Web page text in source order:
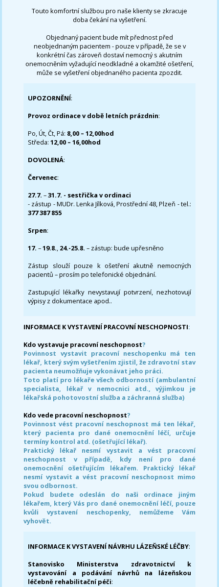
Touto komfortní službou pro naše klienty se zkracuje
doba čekání na vyšetření.
Objednaný pacient bude mít přednost před
neobjednaným pacientem - pouze v případě, že se v
konkrétní čas zároveň dostaví nemocný s akutním
onemocněním vyžadující neodkladné a okamžité ošetření,
může se vyšetření objednaného pacienta zpozdit.
UPOZORNĚNÍ:
Provoz ordinace v době letních prázdnin:
Po, Út, Čt, Pá: 8,00 – 12,00hod
Středa:12,00 – 16,00hod
DOVOLENÁ:
Červenec:
27.7.–31.7. - sestřička v ordinaci
- zástup - MUDr. Lenka Jílková, Prostřední 48, Plzeň - tel.:
377 387 855
Srpen:
17. –19.8., 24.-25.8. – zástup: bude upřesněno
Zástup slouží pouze k ošetření akutně nemocných
pacientů – prosím po telefonické objednání.
Zastupující lékařky nevystavují potvrzení, nezhotovují
výpisy z dokumentace apod..
INFORMACE K VYSTAVENÍ PRACOVNÍ NESCHOPNOSTI:
Kdo vystavuje pracovní neschopnost?
Povinnost vystavit pracovní neschopenku má ten
lékař, který svým vyšetřením zjistil, že zdravotní stav
pacienta neumožňuje vykonávat jeho práci.
Toto platí pro lékaře všech odborností (ambulantní
specialista, lékař v nemocnici atd., výjimkou je
lékařská pohotovostní služba a záchranná služba)
Kdo vede pracovní neschopnost?
Povinnost vést pracovní neschopnost má ten lékař,
který pacienta pro dané onemocnění léčí, určuje
termíny kontrol atd. (ošetřující lékař).
Praktický lékař nesmí vystavit a vést pracovní
neschopnost v případě, kdy není pro dané
onemocnění ošetřujícím lékařem. Praktický lékař
nesmí vystavit a vést pracovní neschopnost mimo
svou odbornost.
Pokud budete odeslán do naši ordinace jiným
lékařem, který Vás pro dané onemocnění léčí, pouze
kvůli vystavení neschopenky, nemůžeme Vám
vyhovět.
INFORMACE K VYSTAVENÍ NÁVRHU LÁZEŇSKÉ LÉČBY:
Stanovisko Ministerstva zdravotnictví k
vystavování a podávání návrhů na lázeňskou
léčebně rehabilitační péči: